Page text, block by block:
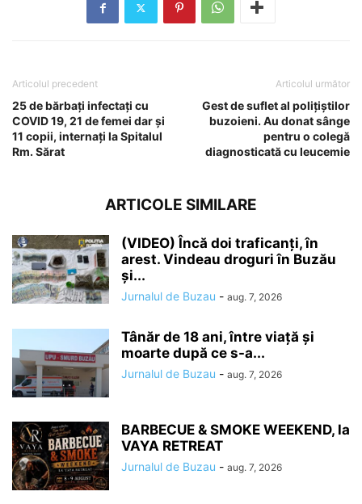
Articolul precedent
25 de bărbați infectați cu
COVID 19, 21 de femei dar și
11 copii, internați la Spitalul
Rm. Sărat
Articolul următor
Gest de suflet al polițiștilor
buzoieni. Au donat sânge
pentru o colegă
diagnosticată cu leucemie
ARTICOLE SIMILARE
(VIDEO) Încă doi traficanți, în
arest. Vindeau droguri în Buzău
și...
Jurnalul de Buzau - aug. 7, 2026
Tânăr de 18 ani, între viață și
moarte după ce s-a...
Jurnalul de Buzau - aug. 7, 2026
BARBECUE & SMOKE WEEKEND, la
VAYA RETREAT
Jurnalul de Buzau - aug. 7, 2026